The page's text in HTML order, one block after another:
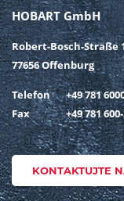
HOBART GmbH
Robert-Bosch-Straße
77656 Offenburg
Telefon
+49 781
Fax
+49 781
KONTAKTUJTE